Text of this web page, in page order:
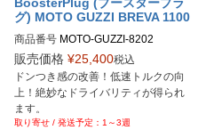
グ) MOTO GUZZI BREVA 1100
商品番号 MOTO-GUZZI-8202
BSP-TYPE-G
販売価格 ¥25,400税込
ドンつき感の改善！低速トルクの向
上！絶妙なドライバリティが得られ
ます。
1～3週